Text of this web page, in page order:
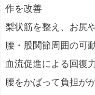
作を改善
梨状筋を整え、お尻
腰・股関節周囲の可
血流促進による回復
腰をかばって負担が